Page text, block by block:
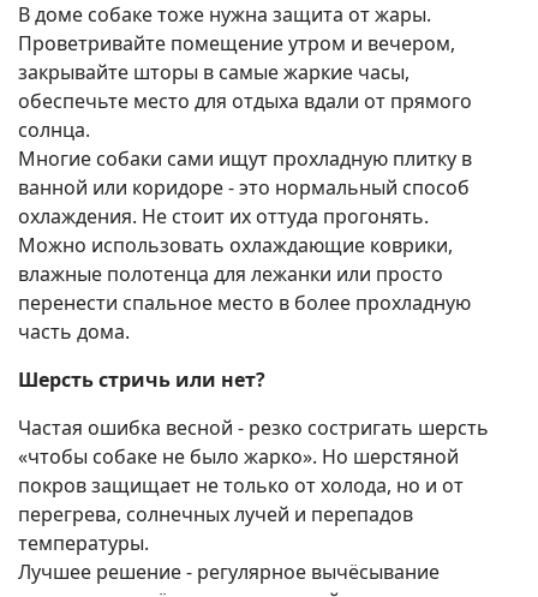
В доме собаке тоже нужна защита от жары.
Проветривайте помещение утром и вечером,
закрывайте шторы в самые жаркие часы,
обеспечьте место для отдыха вдали от прямого
солнца.
Многие собаки сами ищут прохладную плитку в
ванной или коридоре - это нормальный способ
охлаждения. Не стоит их оттуда прогонять.
Можно использовать охлаждающие коврики,
влажные полотенца для лежанки или просто
перенести спальное место в более прохладную
часть дома.
Шерсть стричь или нет?
Частая ошибка весной - резко состригать шерсть
«чтобы собаке не было жарко». Но шерстяной
покров защищает не только от холода, но и от
перегрева, солнечных лучей и перепадов
температуры.
Лучшее решение - регулярное вычёсывание